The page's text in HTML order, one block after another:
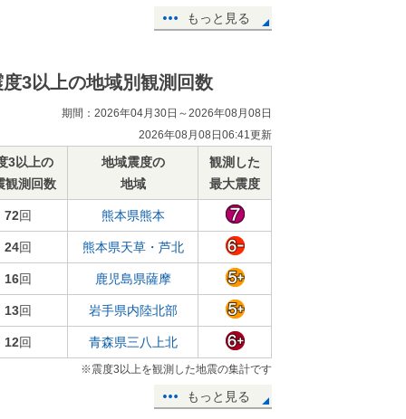
もっと見る
度3以上の地域別観測回数
期間：2026年04月30日～2026年08月08日
2026年08月08日06:41更新
3以上の
観測回数
地域震度の
地域
観測した
最大震度
72回 熊本県熊本
24回 熊本県天草・芦北
16回 鹿児島県薩摩
13回 岩手県内陸北部
12回 青森県三八上北
※震度3以上を観測した地震の集計です
もっと見る